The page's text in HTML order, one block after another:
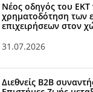
Νέος οδηγός του ΕΚΤ
χρηματοδότηση των
επιχειρήσεων στον
31.07.2026
Διεθνείς Β2Β